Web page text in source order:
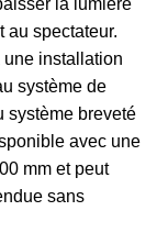
au spectateur.
une installation
système de
système breveté
avec une
mm et peut
sans